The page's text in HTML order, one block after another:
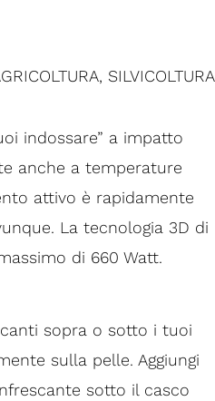
SILVICOLTURA
indossare” a impatto
anche a temperature
attivo è rapidamente
La tecnologia 3D di
di 660 Watt.
sopra o sotto i tuoi
sulla pelle. Aggiungi
sotto il casco